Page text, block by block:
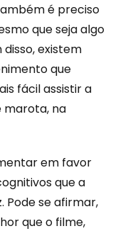
é preciso
que seja algo
existem
que
fácil assistir a
marota, na
em favor
que a
Pode se afirmar,
que o filme,